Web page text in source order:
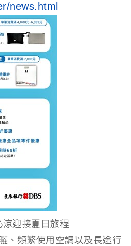
news.html
迎接夏日旅程
、頻繁使用空調以及長途行